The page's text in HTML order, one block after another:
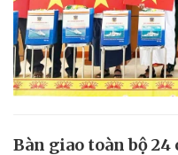
Bàn giao toàn bộ